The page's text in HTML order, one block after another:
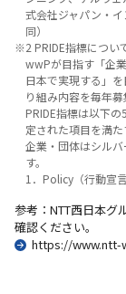
式会社ジャパン・
同）
※2 PRIDE指標につい
wwPが目指す「企
日本で実現する」
り組み内容を毎年
PRIDE指標は以下
定された項目を満
企業・団体はシル
す。
1．Policy（行動宣
参考：NTT西日本グ
確認ください。
https://